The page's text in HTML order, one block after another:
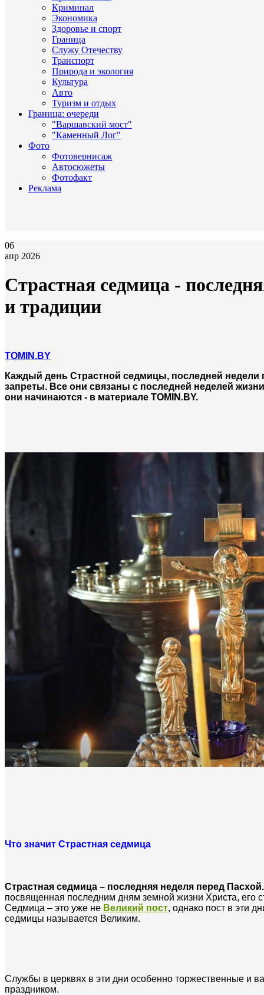
Криминал
Экономика
Здоровье и спорт
Граница
Служу Отечеству
Транспорт
Природа и экология
Культура
Авто
Туризм и отдых
Граница: очереди
"Варшавский мост"
"Каменный Лог"
Фото
Фотовернисаж
Автосюжеты
Фотофакт
Реклама
06
апр 2026
Страстная седмица -
и традиции
TOMIN.BY
Каждый день Страстной седмицы, последней недели
запреты. Все они связаны с последней неделей
они начинаются - в материале TOMIN.BY.
Что значит Страстная седмица
Страстная седмица – последняя неделя перед Пасхой.
посвященная последним дням земной жизни Христа, его
Седмица – это уже не Великий пост, однако пост в эти
седмицы называется Великим.
Службы в церквях в эти дни особенно торжественные и
праздником.